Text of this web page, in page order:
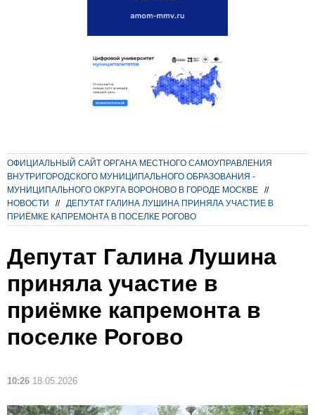
ОФИЦИАЛЬНЫЙ САЙТ ОРГАНА МЕСТНОГО САМОУПРАВЛЕНИЯ
ВНУТРИГОРОДСКОГО МУНИЦИПАЛЬНОГО ОБРАЗОВАНИЯ -
МУНИЦИПАЛЬНОГО ОКРУГА ВОРОНОВО В ГОРОДЕ МОСКВЕ
//
НОВОСТИ
//
ДЕПУТАТ ГАЛИНА ЛУШИНА ПРИНЯЛА УЧАСТИЕ В
ПРИЁМКЕ КАПРЕМОНТА В ПОСЕЛКЕ РОГОВО
Депутат Галина Лушина
приняла участие в
приёмке капремонта в
поселке Рогово
10:26 18.05.2026